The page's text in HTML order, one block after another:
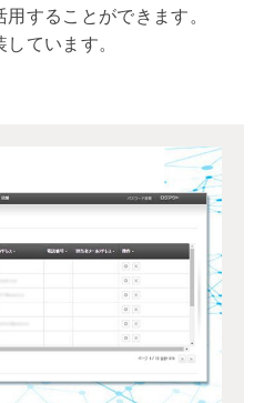
することができます。
ています。